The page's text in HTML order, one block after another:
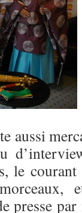
aussi
le
presse